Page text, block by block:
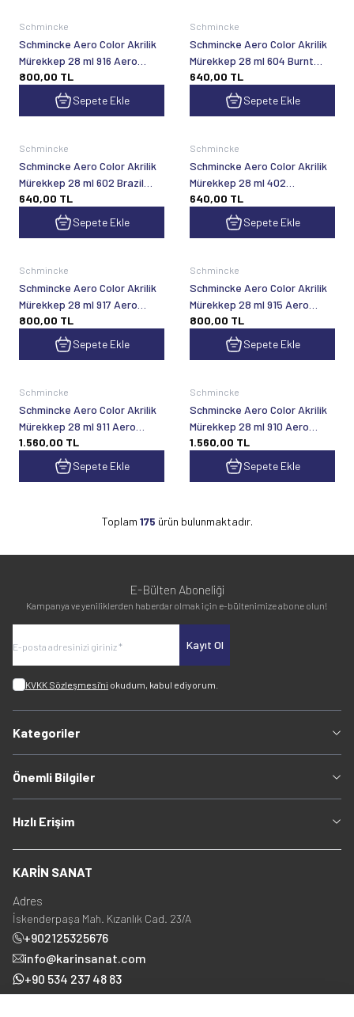
Schmincke
Schmincke Aero Color Akrilik
Mürekkep 28 ml 916 Aero
Metallic Brilliant Bronze
800,00 TL
Sepete Ekle
Schmincke
Schmincke Aero Color Akrilik
Mürekkep 28 ml 604 Burnt
Sienna
640,00 TL
Sepete Ekle
Schmincke
Schmincke Aero Color Akrilik
Mürekkep 28 ml 602 Brazil
Brown
640,00 TL
Sepete Ekle
Schmincke
Schmincke Aero Color Akrilik
Mürekkep 28 ml 402
Ultramarine
640,00 TL
Sepete Ekle
Schmincke
Schmincke Aero Color Akrilik
Mürekkep 28 ml 917 Aero
Metallic Bright Maroon
800,00 TL
Sepete Ekle
Schmincke
Schmincke Aero Color Akrilik
Mürekkep 28 ml 915 Aero
Metallic Brilliant Gold
800,00 TL
Sepete Ekle
Schmincke
Schmincke Aero Color Akrilik
Mürekkep 28 ml 911 Aero
Vision Space
1.560,00 TL
Sepete Ekle
Schmincke
Schmincke Aero Color Akrilik
Mürekkep 28 ml 910 Aero
Vision Gold Red
1.560,00 TL
Sepete Ekle
Toplam 175 ürün bulunmaktadır.
E-Bülten Aboneliği
Kampanya ve yeniliklerden haberdar olmak için e-bültenimize abone olun!
Kayıt Ol
KVKK Sözleşmesi'ni okudum, kabul ediyorum.
Kategoriler
Önemli Bilgiler
Hızlı Erişim
KARİN SANAT
Adres
İskenderpaşa Mah. Kızanlık Cad. 23/A
+902125325676
info@karinsanat.com
+90 534 237 48 83